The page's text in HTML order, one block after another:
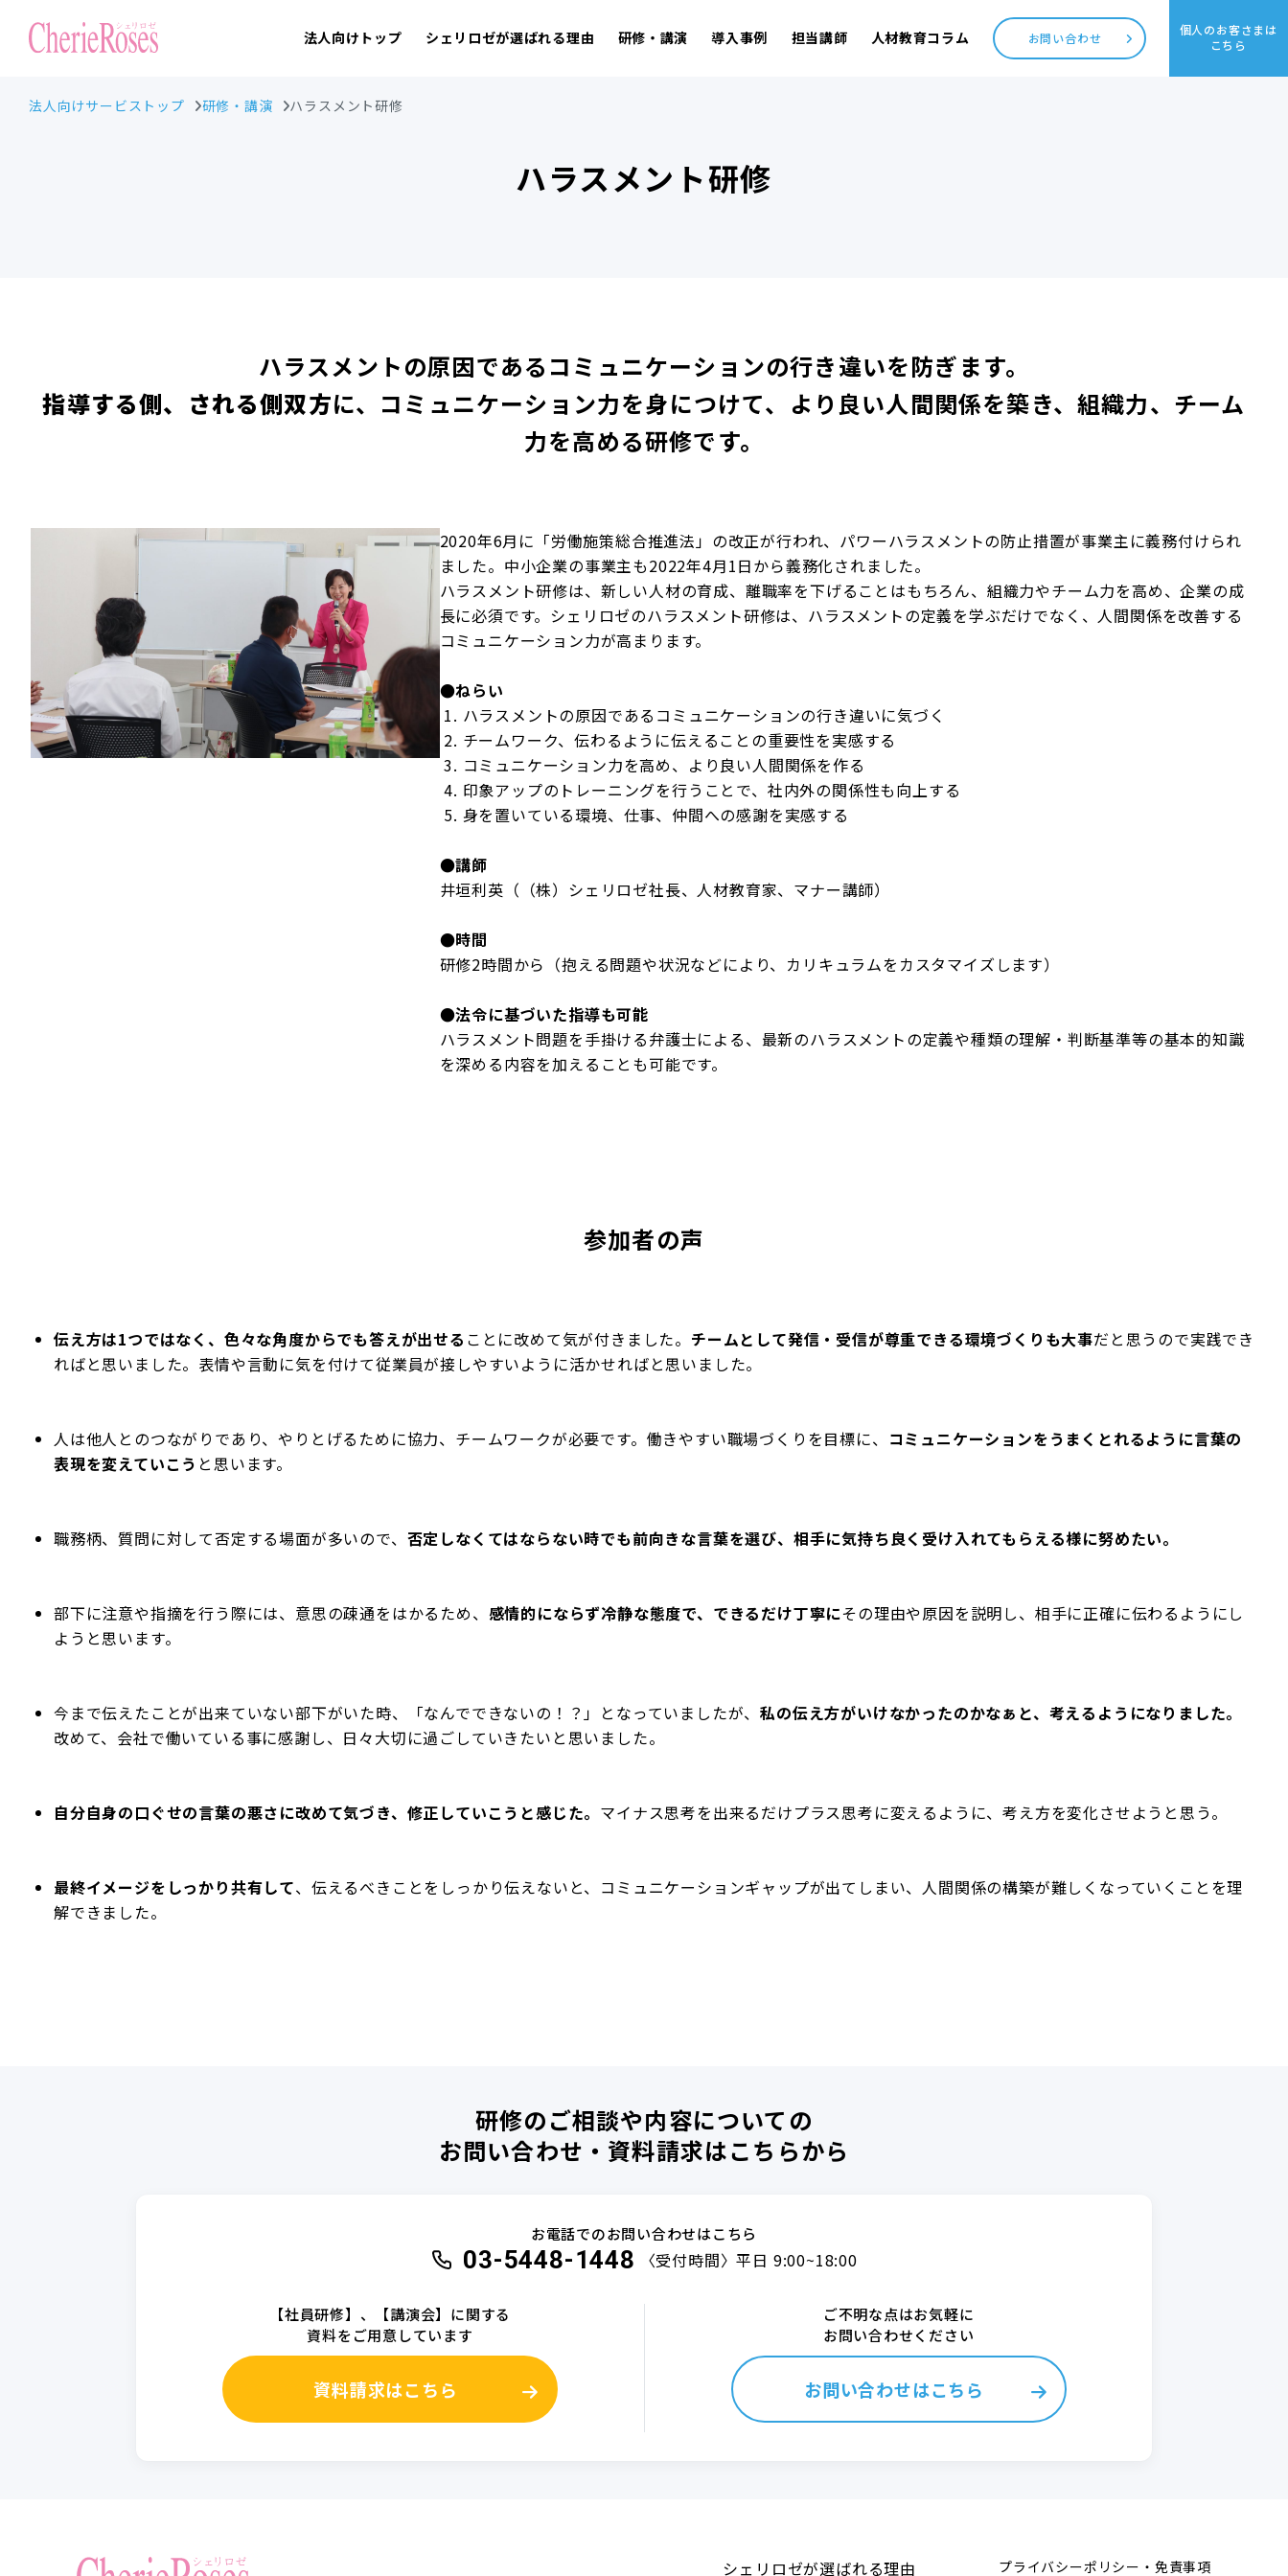
法人向けトップ シェリロゼが選ばれる理由 研修・講演 導入事例 担当講師 人材教育コラム お問い合わせ
個人のお客さまは
こちら
法人向けサービストップ 研修・講演 ハラスメント研修
ハラスメント研修
ハラスメントの原因であるコミュニケーションの行き違いを防ぎます。
指導する側、される側双方に、コミュニケーション力を身につけて、より良い人間関係を築き、組織力、チーム
力を高める研修です。
2020年6月に「労働施策総合推進法」の改正が行われ、パワーハラスメントの防止措置が事業主に義務付けられ
ました。中小企業の事業主も2022年4月1日から義務化されました。
ハラスメント研修は、新しい人材の育成、離職率を下げることはもちろん、組織力やチーム力を高め、企業の成
長に必須です。シェリロゼのハラスメント研修は、ハラスメントの定義を学ぶだけでなく、人間関係を改善する
コミュニケーション力が高まります。
●ねらい
ハラスメントの原因であるコミュニケーションの行き違いに気づく
チームワーク、伝わるように伝えることの重要性を実感する
コミュニケーション力を高め、より良い人間関係を作る
印象アップのトレーニングを行うことで、社内外の関係性も向上する
身を置いている環境、仕事、仲間への感謝を実感する
●講師
井垣利英（（株）シェリロゼ社長、人材教育家、マナー講師）
●時間
研修2時間から（抱える問題や状況などにより、カリキュラムをカスタマイズします）
●法令に基づいた指導も可能
ハラスメント問題を手掛ける弁護士による、最新のハラスメントの定義や種類の理解・判断基準等の基本的知識
を深める内容を加えることも可能です。
参加者の声
伝え方は1つではなく、色々な角度からでも答えが出せる ことに改めて気が付きました。 チームとして発信・受信が尊重できる環境づくりも大事だと思うので実践でき
ればと思いました。表情や言動に気を付けて従業員が接しやすいように活かせればと思いました。
人は他人とのつながりであり、やりとげるために協力、チームワークが必要です。働きやすい職場づくりを目標に、 コミュニケーションをうまくとれるように言葉の
表現を変えていこう と思います。
職務柄、質問に対して否定する場面が多いので、 否定しなくてはならない時でも前向きな言葉を選び、相手に気持ち良く受け入れてもらえる様に努めたい。
部下に注意や指摘を行う際には、意思の疎通をはかるため、 感情的にならず冷静な態度で、できるだけ丁寧にその理由や原因を説明し、相手に正確に伝わるようにし
ようと思います。
今まで伝えたことが出来ていない部下がいた時、「なんでできないの！？」となっていましたが、私の伝え方がいけなかったのかなぁと、考えるようになりました。
改めて、会社で働いている事に感謝し、日々大切に過ごしていきたいと思いました。
自分自身の口ぐせの言葉の悪さに改めて気づき、修正していこうと感じた。 マイナス思考を出来るだけプラス思考に変えるように、考え方を変化させようと思う。
最終イメージをしっかり共有して、伝えるべきことをしっかり伝えないと、コミュニケーションギャップが出てしまい、人間関係の構築が難しくなっていくことを理
解できました。
研修のご相談や内容についての
お問い合わせ・資料請求はこちらから
お電話でのお問い合わせはこちら
03-5448-1448 〈受付時間〉平日 9:00~18:00
【社員研修】、【講演会】に関する
資料をご用意しています
資料請求はこちら
ご不明な点はお気軽に
お問い合わせください
お問い合わせはこちら
シェリロゼが選ばれる理由 プライバシーポリシー・免責事項